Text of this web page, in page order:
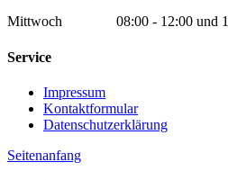
Mittwoch 08:00 - 12:00 und
Service
Impressum
Kontaktformular
Datenschutzerklärung
Seitenanfang